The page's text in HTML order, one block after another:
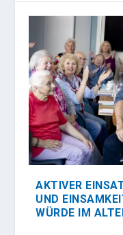
AKTIVER
UND
WÜRDE IM